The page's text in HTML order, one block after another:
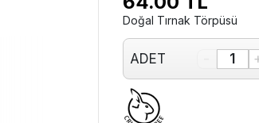
Doğal Tırnak Törpüsü
ADET 1